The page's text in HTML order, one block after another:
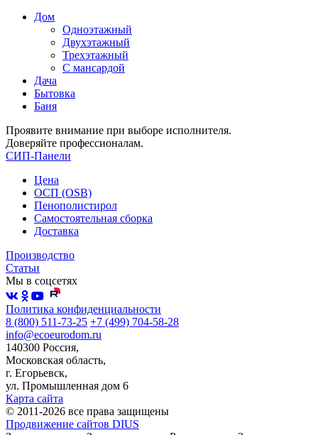
Дом
Одноэтажный
Двухэтажный
Трехэтажный
С мансардой
Дача
Бытовка
Баня
Проявите внимание при выборе исполнителя.
Доверяйте профессионалам.
СИП-Панели
Цена
ОСП (OSB)
Пенополистирол
Самостоятельная сборка
Доставка
Производство
Статьи
Мы в соцсетях
Политика конфиденциальности
8 (800) 511-73-25 +7 (499) 704-58-28
info@ecoeurodom.ru
140300 Россия,
Московская область,
г. Егорьевск,
ул. Промышленная дом 6
Карта сайта
© 2011-2026 все права защищены
Продвижение сайтов DIUS